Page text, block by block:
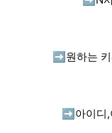
➡️ 원하는
➡️ 아이디